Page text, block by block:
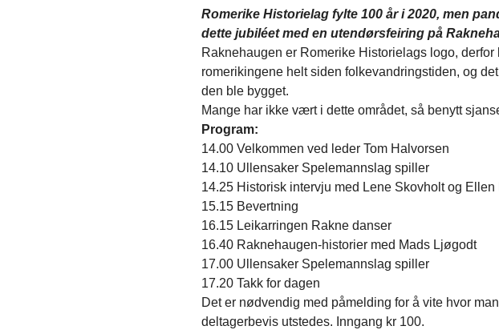
Romerike Historielag fylte 100 år i 2020, men
dette jubiléet med en utendørsfeiring på
Raknehaugen er Romerike Historielags logo,
romerikingene helt siden folkevandringstiden, og
den ble bygget.
Mange har ikke vært i dette området, så benytt
Program:
14.00 Velkommen ved leder Tom Halvorsen
14.10 Ullensaker Spelemannslag spiller
14.25 Historisk intervju med Lene Skovholt og
15.15 Bevertning
16.15 Leikarringen Rakne danser
16.40 Raknehaugen-historier med Mads Ljøgodt
17.00 Ullensaker Spelemannslag spiller
17.20 Takk for dagen
Det er nødvendig med påmelding for å vite hvor
deltagerbevis utstedes. Inngang kr 100.